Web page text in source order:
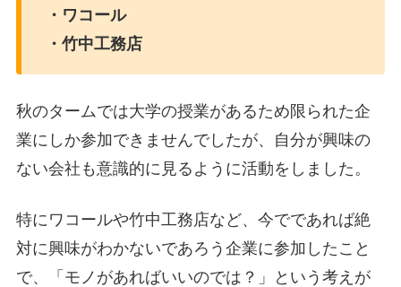
・ワコール
・竹中工務店
秋のタームでは大学の授業があるため限られた企
業にしか参加できませんでしたが、自分が興味の
ない会社も意識的に見るように活動をしました。
特にワコールや竹中工務店など、今でであれば絶
対に興味がわかないであろう企業に参加したこと
で、「モノがあればいいのでは？」という考えが